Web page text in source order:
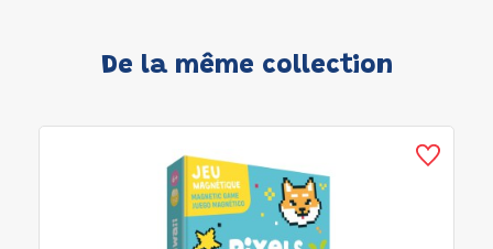
De la même collection